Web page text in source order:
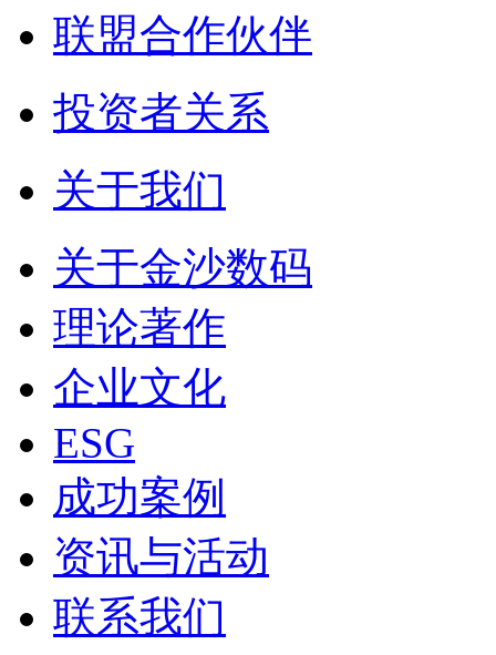
联盟合作伙伴
投资者关系
关于我们
关于金沙数码
理论著作
企业文化
ESG
成功案例
资讯与活动
联系我们